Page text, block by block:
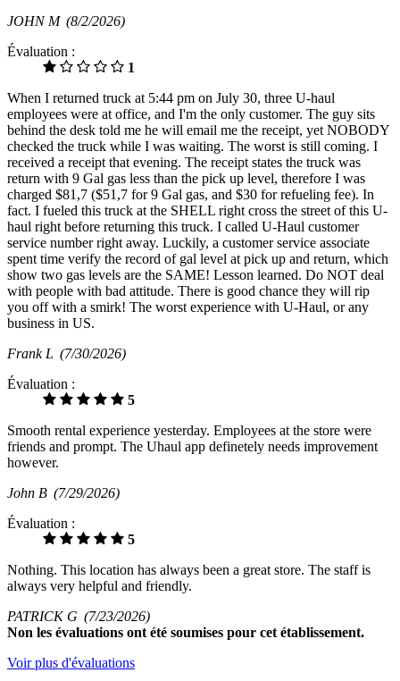
JOHN M (8/2/2026)
Évaluation :
1
When I returned truck at 5:44 pm on July 30, three U-haul
employees were at office, and I'm the only customer. The guy sits
behind the desk told me he will email me the receipt, yet NOBODY
checked the truck while I was waiting. The worst is still coming. I
received a receipt that evening. The receipt states the truck was
return with 9 Gal gas less than the pick up level, therefore I was
charged $81,7 ($51,7 for 9 Gal gas, and $30 for refueling fee). In
fact. I fueled this truck at the SHELL right cross the street of this U-
haul right before returning this truck. I called U-Haul customer
service number right away. Luckily, a customer service associate
spent time verify the record of gal level at pick up and return, which
show two gas levels are the SAME! Lesson learned. Do NOT deal
with people with bad attitude. There is good chance they will rip
you off with a smirk! The worst experience with U-Haul, or any
business in US.
Frank L (7/30/2026)
Évaluation :
5
Smooth rental experience yesterday. Employees at the store were
friends and prompt. The Uhaul app definetely needs improvement
however.
John B (7/29/2026)
Évaluation :
5
Nothing. This location has always been a great store. The staff is
always very helpful and friendly.
PATRICK G (7/23/2026)
Non les évaluations ont été soumises pour cet établissement.
Voir plus d'évaluations